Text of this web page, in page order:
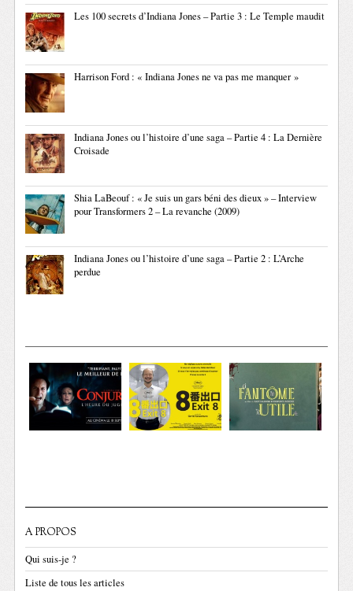
Les 100 secrets d’Indiana Jones – Partie 3 : Le Temple maudit
Harrison Ford : « Indiana Jones ne va pas me manquer »
Indiana Jones ou l’histoire d’une saga – Partie 4 : La Dernière
Croisade
Shia LaBeouf : « Je suis un gars béni des dieux » – Interview
pour Transformers 2 – La revanche (2009)
Indiana Jones ou l’histoire d’une saga – Partie 2 : L’Arche
perdue
A PROPOS
Qui suis-je ?
Liste de tous les articles